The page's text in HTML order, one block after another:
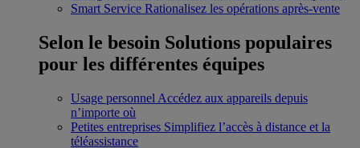
Smart Service Rationalisez les opérations après-vente
Selon le besoin Solutions populaires
pour les différentes équipes
Usage personnel Accédez aux appareils depuis
n’importe où
Petites entreprises Simplifiez l’accès à distance et la
téléassistance